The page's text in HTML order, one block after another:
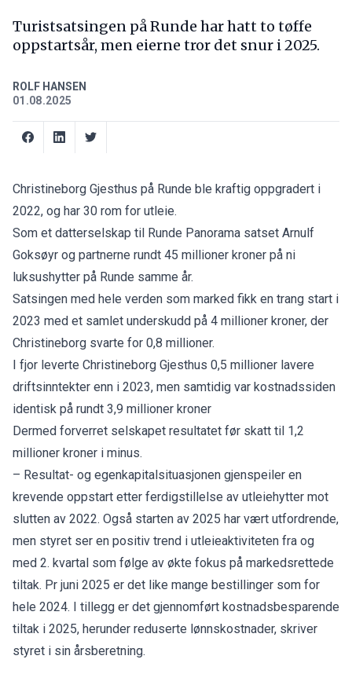
Turistsatsingen på Runde har hatt to tøffe
oppstartsår, men eierne tror det snur i 2025.
ROLF HANSEN
01.08.2025
Christineborg Gjesthus på Runde ble kraftig oppgradert i
2022, og har 30 rom for utleie.
Som et datterselskap til Runde Panorama satset Arnulf
Goksøyr og partnerne rundt 45 millioner kroner på ni
luksushytter på Runde samme år.
Satsingen med hele verden som marked fikk en trang start i
2023 med et samlet underskudd på 4 millioner kroner, der
Christineborg svarte for 0,8 millioner.
I fjor leverte Christineborg Gjesthus 0,5 millioner lavere
driftsinntekter enn i 2023, men samtidig var kostnadssiden
identisk på rundt 3,9 millioner kroner
Dermed forverret selskapet resultatet før skatt til 1,2
millioner kroner i minus.
– Resultat- og egenkapitalsituasjonen gjenspeiler en
krevende oppstart etter ferdigstillelse av utleiehytter mot
slutten av 2022. Også starten av 2025 har vært utfordrende,
men styret ser en positiv trend i utleieaktiviteten fra og
med 2. kvartal som følge av økte fokus på markedsrettede
tiltak. Pr juni 2025 er det like mange bestillinger som for
hele 2024. I tillegg er det gjennomført kostnadsbesparende
tiltak i 2025, herunder reduserte lønnskostnader, skriver
styret i sin årsberetning.